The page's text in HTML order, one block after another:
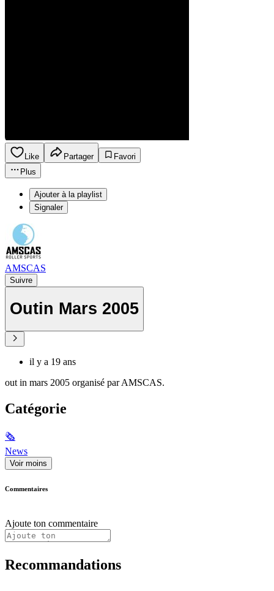
Like Partager
Favori
Plus
Ajouter à la playlist
Signaler
AMSCAS
Suivre
Outin Mars 2005
il y a 19 ans
out in mars 2005 organisé par AMSCAS.
Catégorie
🗞
News
Voir moins
Commentaires
Ajoute ton commentaire
Recommandations